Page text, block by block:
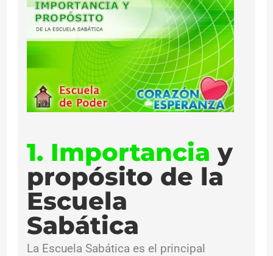
1. Importancia y
propósito de la
Escuela
Sabática
La Escuela Sabática es el principal